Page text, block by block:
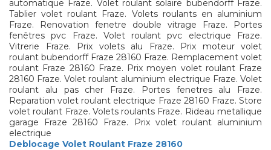
automatique Fraze. Volet roulant solaire bubendorff Fraze.
Tablier volet roulant Fraze. Volets roulants en aluminium
Fraze. Renovation fenetre double vitrage Fraze. Portes
fenêtres pvc Fraze. Volet roulant pvc electrique Fraze.
Vitrerie Fraze. Prix volets alu Fraze. Prix moteur volet
roulant bubendorff Fraze 28160 Fraze. Remplacement volet
roulant Fraze 28160 Fraze. Prix moyen volet roulant Fraze
28160 Fraze. Volet roulant aluminium electrique Fraze. Volet
roulant alu pas cher Fraze. Portes fenetres alu Fraze.
Reparation volet roulant electrique Fraze 28160 Fraze. Store
volet roulant Fraze. Volets roulants Fraze. Rideau metallique
garage Fraze 28160 Fraze. Prix volet roulant aluminium
electrique
Deblocage Volet Roulant Fraze 28160